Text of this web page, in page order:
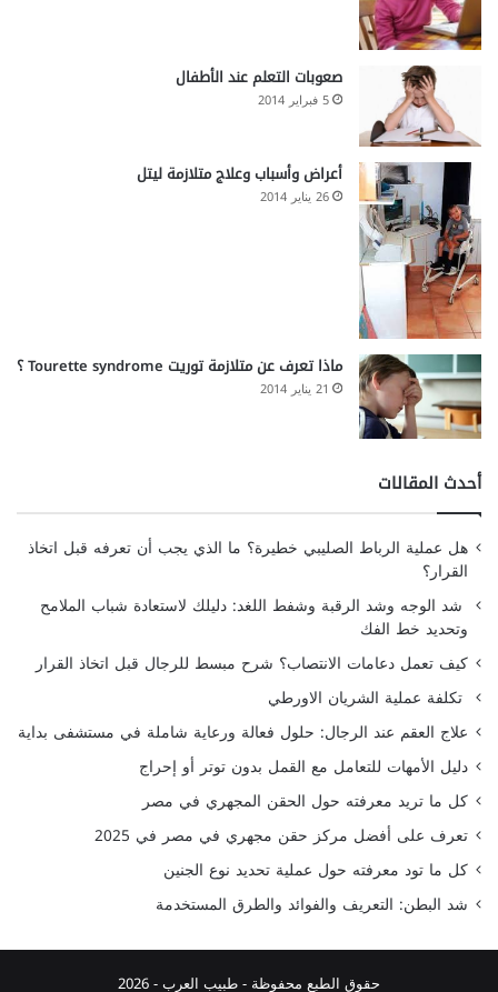
صعوبات التعلم عند الأطفال
5 فبراير 2014
أعراض وأسباب وعلاج متلازمة ليتل
26 يناير 2014
ماذا تعرف عن متلازمة توريت Tourette syndrome ؟
21 يناير 2014
أحدث المقالات
هل عملية الرباط الصليبي خطيرة؟ ما الذي يجب أن تعرفه قبل اتخاذ
القرار؟
شد الوجه وشد الرقبة وشفط اللغد: دليلك لاستعادة شباب الملامح
وتحديد خط الفك
كيف تعمل دعامات الانتصاب؟ شرح مبسط للرجال قبل اتخاذ القرار
تكلفة عملية الشريان الاورطي
علاج العقم عند الرجال: حلول فعالة ورعاية شاملة في مستشفى بداية
دليل الأمهات للتعامل مع القمل بدون توتر أو إحراج
كل ما تريد معرفته حول الحقن المجهري في مصر
تعرف على أفضل مركز حقن مجهري في مصر في 2025
كل ما تود معرفته حول عملية تحديد نوع الجنين
شد البطن: التعريف والفوائد والطرق المستخدمة
حقوق الطبع محفوظة -طبيب العرب- 2026